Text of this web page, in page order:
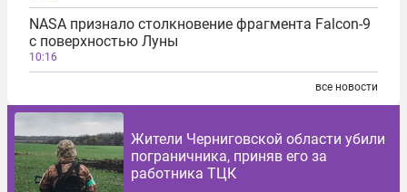
NASA признало столкновение фрагмента Falcon-9
с поверхностью Луны
10:16
все новости
Жители Черниговской области убили
пограничника, приняв его за
работника ТЦК